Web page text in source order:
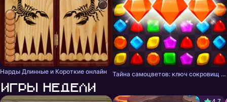
Нарды Длинные и Короткие онлайн Тайна самоцветов: ключ сокровищ - три в ряд
Игры недели